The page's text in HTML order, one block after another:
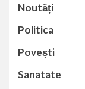
Noutăți
Politica
Povești
Sanatate